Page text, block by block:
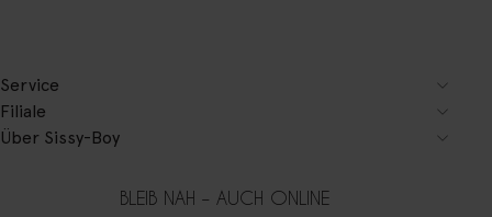
Service
Filiale
Über Sissy-Boy
BLEIB NAH – AUCH ONLINE